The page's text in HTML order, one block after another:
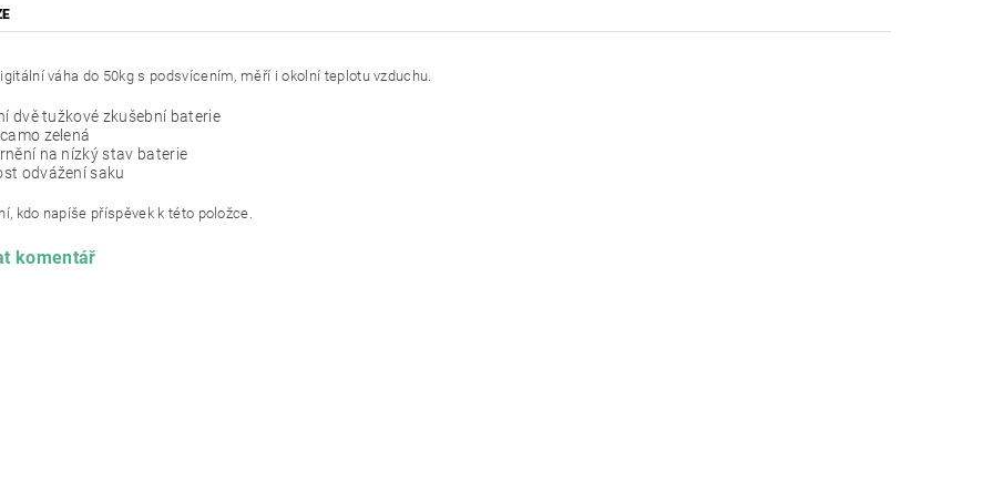
váha do 50kg s podsvícením, měří i okolní teplotu vzduchu.
dvě tužkové zkušební baterie
zelená
na nízký stav baterie
odvážení saku
kdo napíše příspěvek k této položce.
komentář